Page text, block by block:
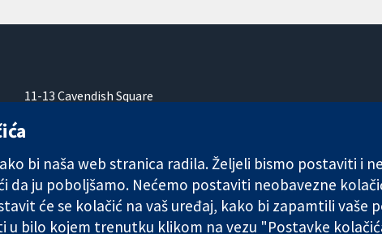
11-13 Cavendish Square
W1G 0AN
bi naša web stranica radila. Željeli bismo postaviti i
da ju poboljšamo. Nećemo postaviti neobavezne
će se kolačić na vaš uređaj, kako bi zapamtili vaše
u bilo kojem trenutku klikom na vezu "Postavke